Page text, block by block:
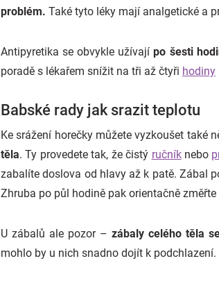
problém. Také tyto léky mají analgetické a
Antipyretika se obvykle užívají po šesti
poradě s lékařem snížit na tři až čtyři hodiny
Babské rady jak srazit teplotu
Ke srážení horečky můžete vyzkoušet také
těla. Ty provedete tak, že čistý ručníknebo
zabalíte doslova od hlavy až k patě. Zábal
Zhruba po půl hodině pak orientačně
U zábalů ale pozor – zábaly celého těla
mohlo by u nich snadno dojít k